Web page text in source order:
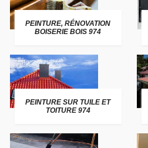
PEINTURE, RÉNOVATION
BOISERIE BOIS 974
PEINTURE SUR TUILE ET
TOITURE 974